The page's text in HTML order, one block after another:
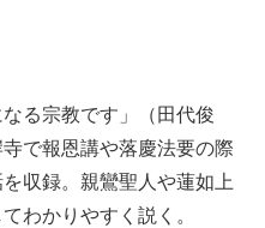
る宗教です」（田代俊
で報恩講や落慶法要の際
収録。親鸞聖人や蓮如上
わかりやすく説く。